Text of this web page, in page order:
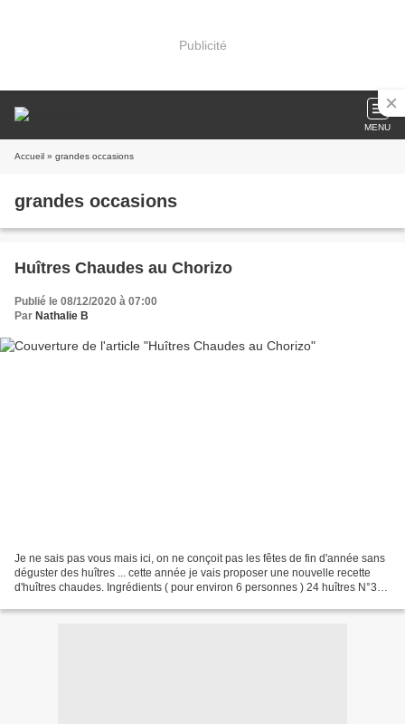
Publicité
MENU
Accueil » grandes occasions
grandes occasions
Huîtres Chaudes au Chorizo
Publié le 08/12/2020 à 07:00
Par Nathalie B
Je ne sais pas vous mais ici, on ne conçoit pas les fêtes de fin d'année sans
déguster des huîtres ... cette année je vais proposer une nouvelle recette
d'huîtres chaudes. Ingrédients ( pour environ 6 personnes ) 24 huîtres N°3